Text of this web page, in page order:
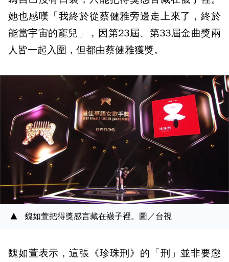
她也感嘆「我終於從蔡健雅旁邊走上來了，終於
能當宇宙的寵兒」，因第23屆、第33屆金曲獎兩
人皆一起入圍，但都由蔡健雅獲獎。
魏如萱把得獎感言藏在襪子裡。圖／台視
魏如萱表示，這張《珍珠刑》的「刑」並非要懲